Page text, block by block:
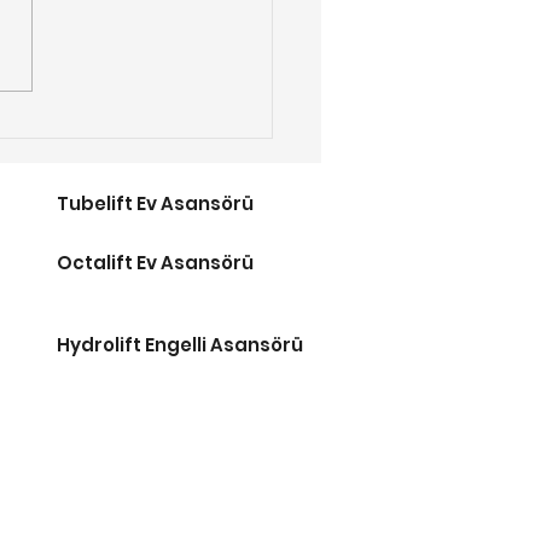
ile Tanışın
Tubelift Ev Asansörü
Octalift Ev Asansörü
Hydrolift Engelli Asansörü